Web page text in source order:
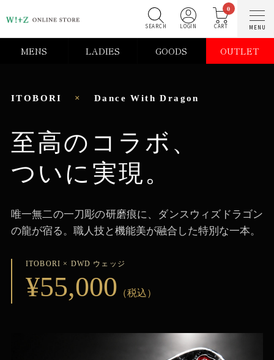
0
MENS LADIES GOODS OUTLET
ITOBORI × Dance With Dragon
至高のコラボ、
ついに実現。
唯一無二の一刀彫の研磨痕に、ダンスウィズドラゴン
の龍が宿る。職人技と機能美が融合した特別な一本。
ITOBORI × DWD ウェッジ
¥55,000 （税込）